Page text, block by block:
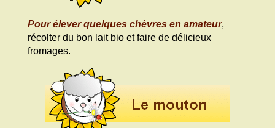
Pour élever quelques chèvres en amateur,
récolter du bon lait bio et faire de délicieux
fromages.